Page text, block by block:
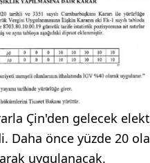
Çin'den gelecek
Daha önce yüzde 20
uygulanacak.